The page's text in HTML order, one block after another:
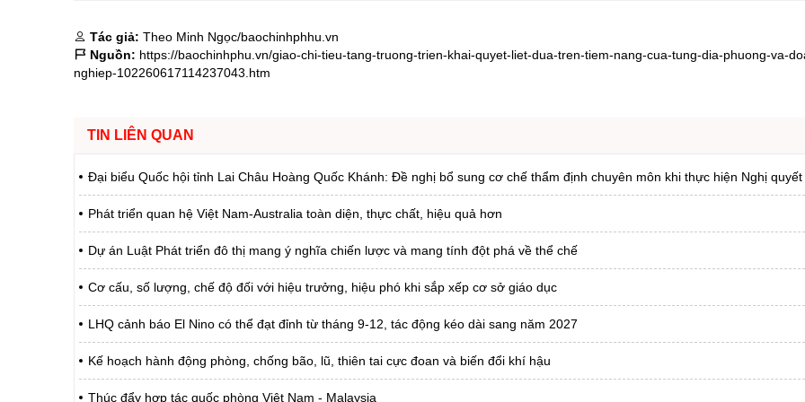
Tác giả: Theo Minh Ngọc/baochinhphhu.vn
Nguồn: https://baochinhphu.vn/giao-chi-tieu-tang-truong-trien-khai-quyet-liet-dua-tren-tiem-nang-cua-tung-dia-phuong-va-
nghiep-102260617114237043.htm
TIN LIÊN QUAN
Đại biểu Quốc hội tỉnh Lai Châu Hoàng Quốc Khánh: Đề nghị bổ sung cơ chế thẩm định chuyên môn khi thực hiện Nghị quyết
Phát triển quan hệ Việt Nam-Australia toàn diện, thực chất, hiệu quả hơn
Dự án Luật Phát triển đô thị mang ý nghĩa chiến lược và mang tính đột phá về thể chế
Cơ cấu, số lượng, chế độ đối với hiệu trưởng, hiệu phó khi sắp xếp cơ sở giáo dục
LHQ cảnh báo El Nino có thể đạt đỉnh từ tháng 9-12, tác động kéo dài sang năm 2027
Kế hoạch hành động phòng, chống bão, lũ, thiên tai cực đoan và biến đổi khí hậu
Thúc đẩy hợp tác quốc phòng Việt Nam - Malaysia